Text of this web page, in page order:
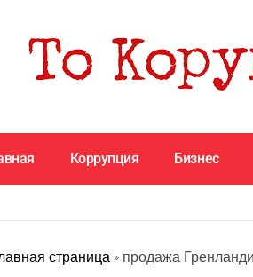
Коррупция Бизнес
страница» продажа